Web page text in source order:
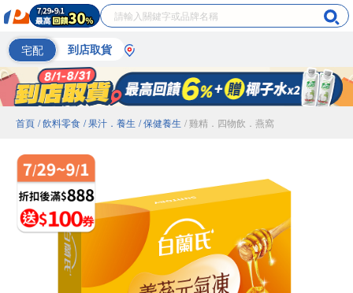
宅配 到店取貨
首頁 / 飲料零食 / 果汁．養生 / 保健養生 / 雞精．四物飲．燕窩